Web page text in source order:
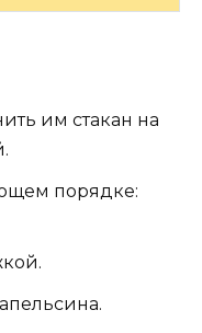
им стакан на
порядке: